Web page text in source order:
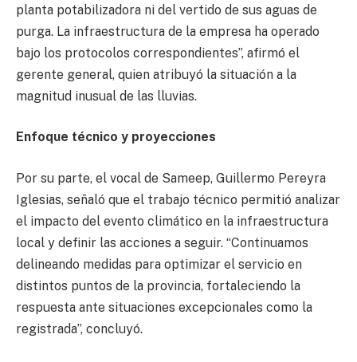
planta potabilizadora ni del vertido de sus aguas de
purga. La infraestructura de la empresa ha operado
bajo los protocolos correspondientes”, afirmó el
gerente general, quien atribuyó la situación a la
magnitud inusual de las lluvias.
Enfoque técnico y proyecciones
Por su parte, el vocal de Sameep, Guillermo Pereyra
Iglesias, señaló que el trabajo técnico permitió analizar
el impacto del evento climático en la infraestructura
local y definir las acciones a seguir. “Continuamos
delineando medidas para optimizar el servicio en
distintos puntos de la provincia, fortaleciendo la
respuesta ante situaciones excepcionales como la
registrada”, concluyó.